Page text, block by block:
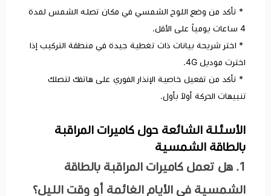
* تأكد من وضع اللوح الشمسي في مكان تصله الشمس لمدة
4 ساعات يومياً على الأقل.
* اختر شريحة بيانات ذات تغطية جيدة في منطقة التركيب إذا
اخترت موديل 4G.
* تأكد من تفعيل خاصية الإنذار الفوري على هاتفك لتصلك
تنبيهات الحركة أولاً بأول.
الأسئلة الشائعة حول كاميرات المراقبة
بالطاقة الشمسية
​1. هل تعمل كاميرات المراقبة بالطاقة
الشمسية في الأيام الغائمة أو وقت الليل؟